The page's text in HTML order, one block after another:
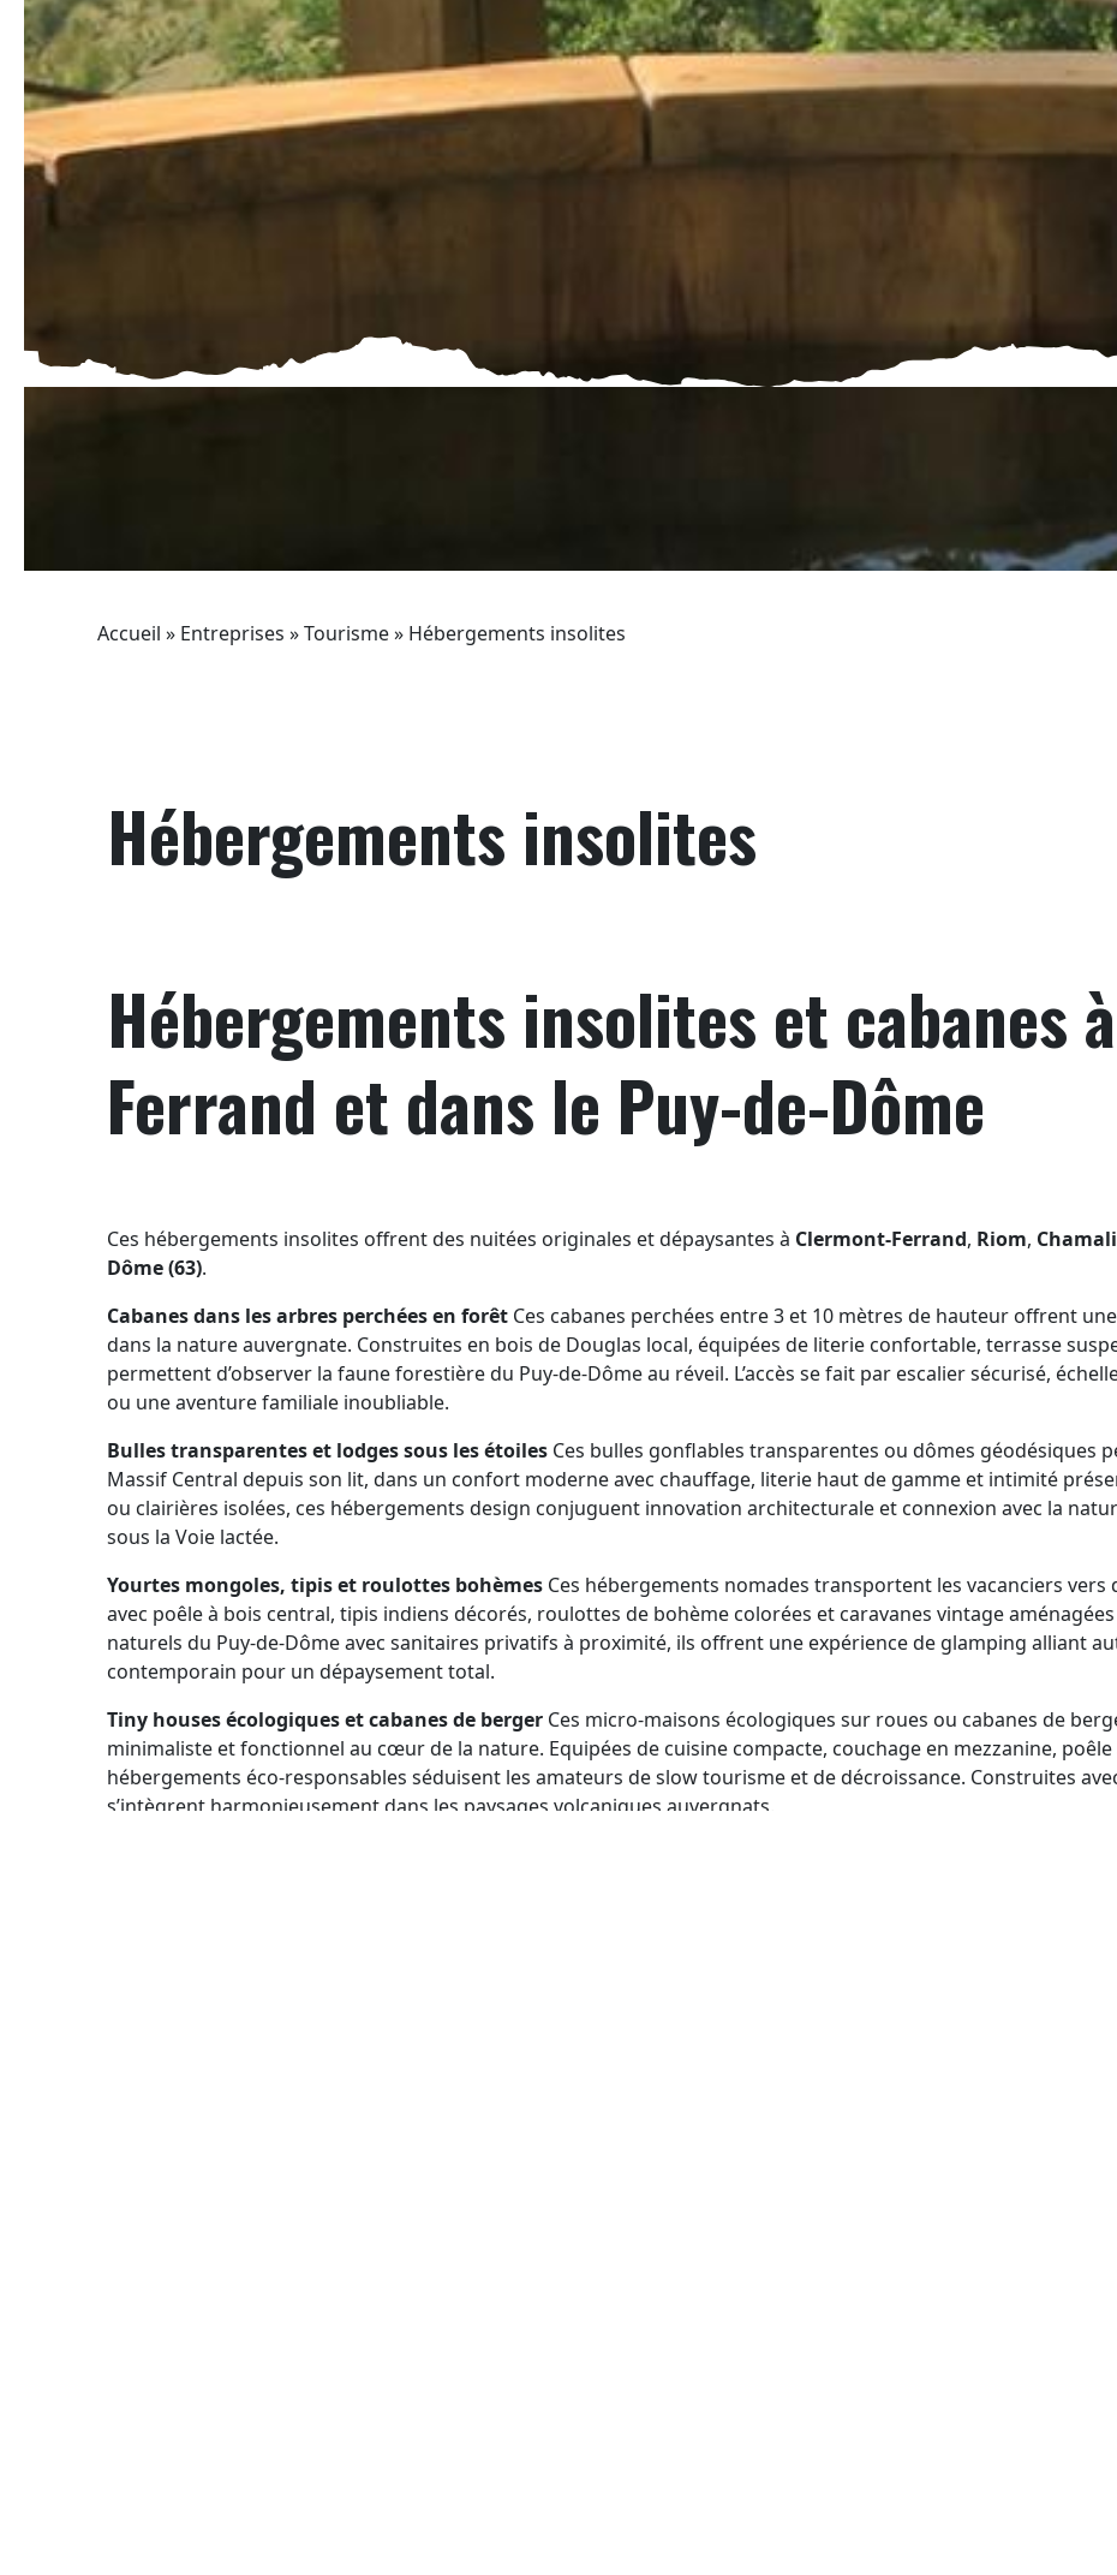
Accueil » Entreprises »Tourisme» Hébergements insolites
Hébergements insolites
Hébergements insolites et cabanes
Ferrand et dans le Puy-de-Dôme
Ces hébergements insolites offrent des nuitées originales et dépaysantes à Clermont-Ferrand, Riom,
Dôme (63).
Cabanes dans les arbres perchées en forêt Ces cabanes perchées entre 3 et 10 mètres de hauteur offrent
dans la nature auvergnate. Construites en bois de Douglas local, équipées de literie confortable, terrasse
permettent d’observer la faune forestière du Puy-de-Dôme au réveil. L’accès se fait par escalier sécurisé,
ou une aventure familiale inoubliable.
Bulles transparentes et lodges sous les étoiles Ces bulles gonflables transparentes ou dômes géodésiques
Massif Central depuis son lit, dans un confort moderne avec chauffage, literie haut de gamme et intimité
ou clairières isolées, ces hébergements design conjuguent innovation architecturale et connexion avec la
sous la Voie lactée.
Yourtes mongoles, tipis et roulottes bohèmes Ces hébergements nomades transportent les vacanciers
avec poêle à bois central, tipis indiens décorés, roulottes de bohème colorées et caravanes vintage
naturels du Puy-de-Dôme avec sanitaires privatifs à proximité, ils offrent une expérience de glamping alliant
contemporain pour un dépaysement total.
Tiny houses écologiques et cabanes de berger Ces micro-maisons écologiques sur roues ou cabanes de
minimaliste et fonctionnel au cœur de la nature. Equipées de cuisine compacte, couchage en mezzanine,
hébergements éco-responsables séduisent les amateurs de slow tourisme et de décroissance. Construites
s’intègrent harmonieusement dans les paysages volcaniques auvergnats.